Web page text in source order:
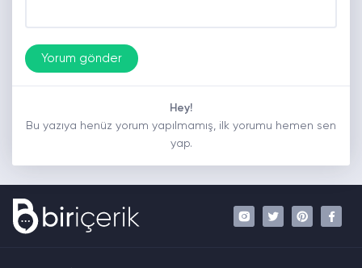
Hey!
Bu yazıya henüz yorum yapılmamış, ilk yorumu hemen sen
yap.